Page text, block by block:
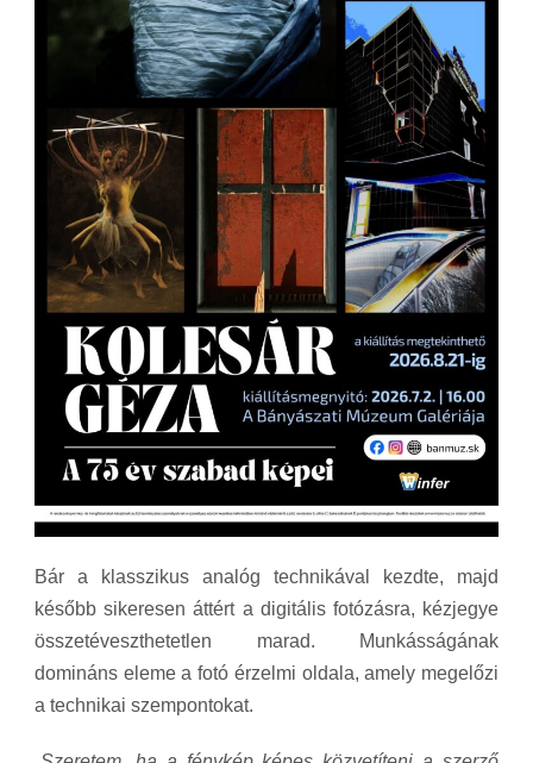
Bár a klasszikus analóg technikával kezdte, majd
később sikeresen áttért a digitális fotózásra, kézjegye
összetéveszthetetlen marad. Munkásságának
domináns eleme a fotó érzelmi oldala, amely megelőzi
a technikai szempontokat.